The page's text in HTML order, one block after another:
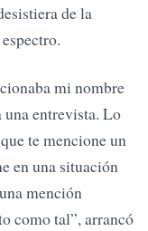
de la
mi nombre
una entrevista. Lo
te mencione un
en una situación
mención
como tal”, arrancó